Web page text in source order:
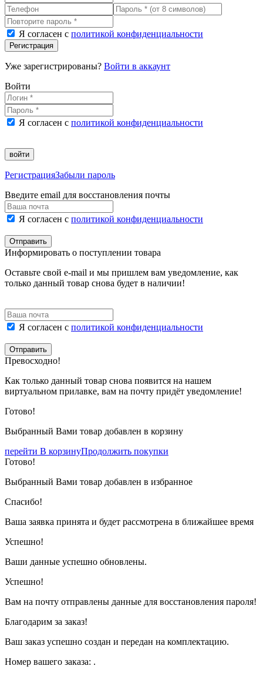
Я согласен с политикой конфиденциальности
Регистрация
Уже зарегистрированы? Войти в аккаунт
Войти
Я согласен с политикой конфиденциальности
войти
РегистрацияЗабыли пароль
Введите email для восстановления почты
Я согласен с политикой конфиденциальности
Отправить
Информировать о поступлении товара
Оставьте свой e-mail и мы пришлем вам уведомление, как
только данный товар снова будет в наличии!
Я согласен с политикой конфиденциальности
Отправить
Превосходно!
Как только данный товар снова появится на нашем
виртуальном прилавке, вам на почту придёт уведомление!
Готово!
Выбранный Вами товар добавлен в корзину
перейти В корзинуПродолжить покупки
Готово!
Выбранный Вами товар добавлен в избранное
Спасибо!
Ваша заявка принята и будет рассмотрена в ближайшее время
Успешно!
Ваши данные успешно обновлены.
Успешно!
Вам на почту отправлены данные для восстановления пароля!
Благодарим за заказ!
Ваш заказ успешно создан и передан на комплектацию.
Номер вашего заказа: .